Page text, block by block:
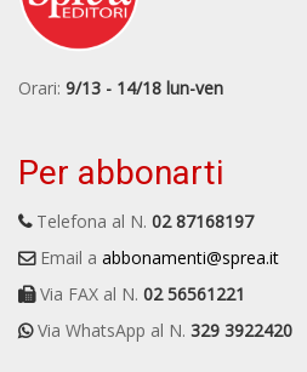
Orari: 9/13 - 14/18 lun-ven
Per abbonarti
Telefona al N. 02 87168197
Email a abbonamenti@sprea.it
Via FAX al N. 02 56561221
Via WhatsApp al N. 329 3922420